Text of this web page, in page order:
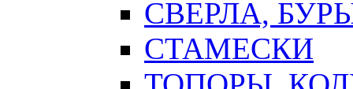
СВЕРЛА,
СТАМЕСКИ